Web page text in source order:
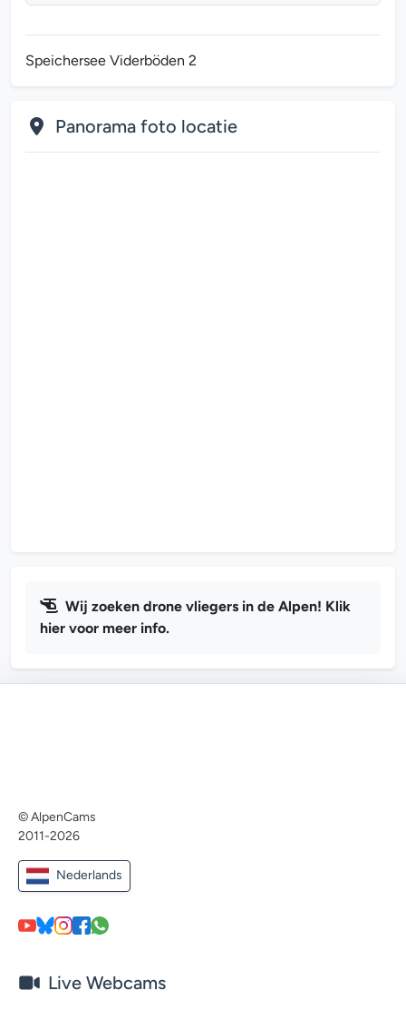
Speichersee Viderböden 2
Panorama foto locatie
Wij zoeken drone vliegers in de Alpen! Klik
hier voor meer info.
© AlpenCams
2011-2026
Nederlands
Live Webcams